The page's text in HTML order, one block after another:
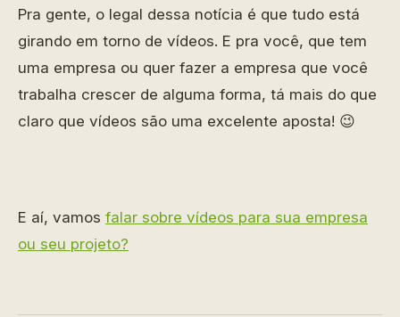
Pra gente, o legal dessa notícia é que tudo está
girando em torno de vídeos. E pra você, que tem
uma empresa ou quer fazer a empresa que você
trabalha crescer de alguma forma, tá mais do que
claro que vídeos são uma excelente aposta! 😉
E aí, vamos falar sobre vídeos para sua empresa
ou seu projeto?